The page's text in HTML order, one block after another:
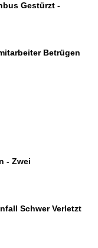
Gestürzt -
Betrügen
- Zwei
Schwer Verletzt